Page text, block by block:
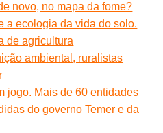
novo, no mapa da fome?
a ecologia da vida do solo.
de agricultura
ambiental, ruralistas
jogo. Mais de 60 entidades
do governo Temer e da